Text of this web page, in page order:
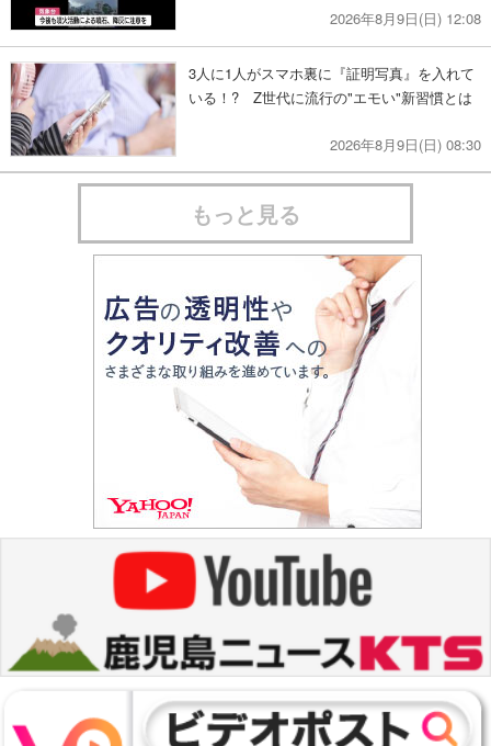
2026年8月9日(日) 12:08
3人に1人がスマホ裏に『証明写真』を入れて
いる！? Z世代に流行の"エモい"新習慣とは
2026年8月9日(日) 08:30
もっと見る